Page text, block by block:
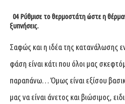
04 Ρύθμισε το θερμοστάτη ώστε η
ξυπνήσεις.
Σαφώς και η ιδέα της κατανάλωσης
φάση είναι κάτι που όλοι μας
παραπάνω… Όμως είναι εξίσου
μας να είναι άνετος και βιώσιμος,